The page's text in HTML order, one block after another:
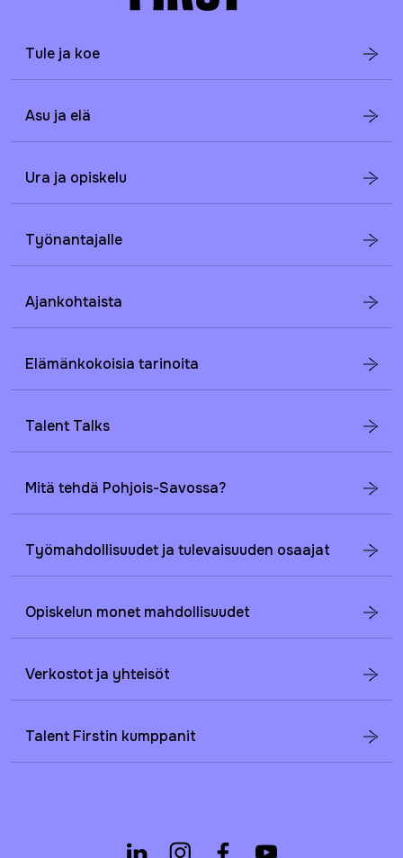
Tule ja koe
Asu ja elä
Ura ja opiskelu
Työnantajalle
Ajankohtaista
Elämänkokoisia tarinoita
Talent Talks
Mitä tehdä Pohjois-Savossa?
Työmahdollisuudet ja tulevaisuuden osaajat
Opiskelun monet mahdollisuudet
Verkostot ja yhteisöt
Talent Firstin kumppanit